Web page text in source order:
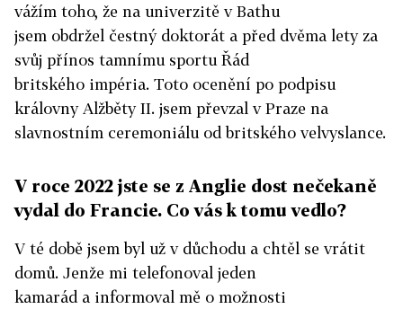
vážím toho, že na univerzitě v Bathu
jsem obdržel čestný doktorát a před dvěma lety za
svůj přínos tamnímu sportu Řád
britského impéria. Toto ocenění po podpisu
královny Alžběty II. jsem převzal v Praze na
slavnostním ceremoniálu od britského velvyslance.
V roce 2022 jste se z Anglie dost nečekaně
vydal do Francie. Co vás k tomu vedlo?
V té době jsem byl už v důchodu a chtěl se vrátit
domů. Jenže mi telefonoval jeden
kamarád a informoval mě o možnosti